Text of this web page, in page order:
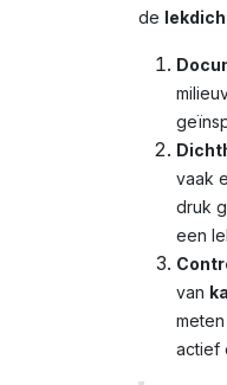
de
vaak
druk
een
van
actief